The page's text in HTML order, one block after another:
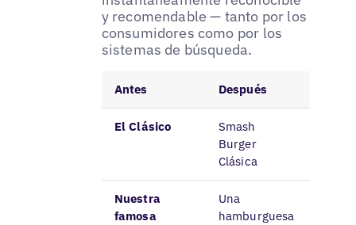
y recomendable — tanto por los
consumidores como por los
sistemas de búsqueda.
Antes Después
El Clásico
Smash
Burger
Clásica
Nuestra
famosa
Una
hamburguesa